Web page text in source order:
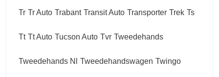
Tr Tr Auto Trabant Transit Auto Transporter Trek Ts
Tt Tt Auto Tucson Auto Tvr Tweedehands
Tweedehands Nl Tweedehandswagen Twingo